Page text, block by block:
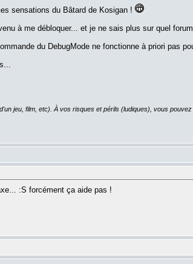
sensations du Bâtard de Kosigan !
à me débloquer... et je ne sais plus sur quel
du DebugMode ne fonctionne à priori pas
jeu, film, etc). À vos risques et périls (ludiques), vous
:S forcément ça aide pas !